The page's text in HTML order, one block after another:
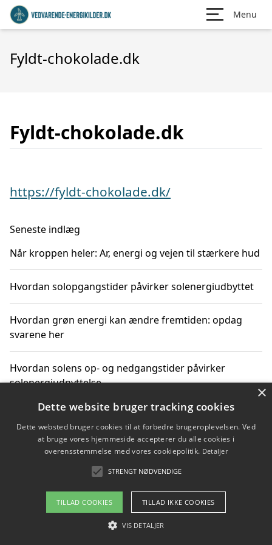
Menu
Fyldt-chokolade.dk
Fyldt-chokolade.dk
https://fyldt-chokolade.dk/
Seneste indlæg
Når kroppen heler: Ar, energi og vejen til stærkere hud
Hvordan solopgangstider påvirker solenergiudbyttet
Hvordan grøn energi kan ændre fremtiden: opdag
svarene her
Hvordan solens op- og nedgangstider påvirker
solenergiudnyttelse
Hvordan du får svar på energispørgsmål om
vedvarende energikilder
Om / kontakt
Blog Betingelser
×
Dette website bruger tracking cookies
Dette websted bruger cookies til at forbedre brugeroplevelsen. Ved
at bruge vores hjemmeside accepterer du alle cookies i
overensstemmelse med vores cookiepolitik. Detaljer
STRENGT NØDVENDIGE
TILLAD COOKIES TILLAD IKKE COOKIES
VIS DETALJER